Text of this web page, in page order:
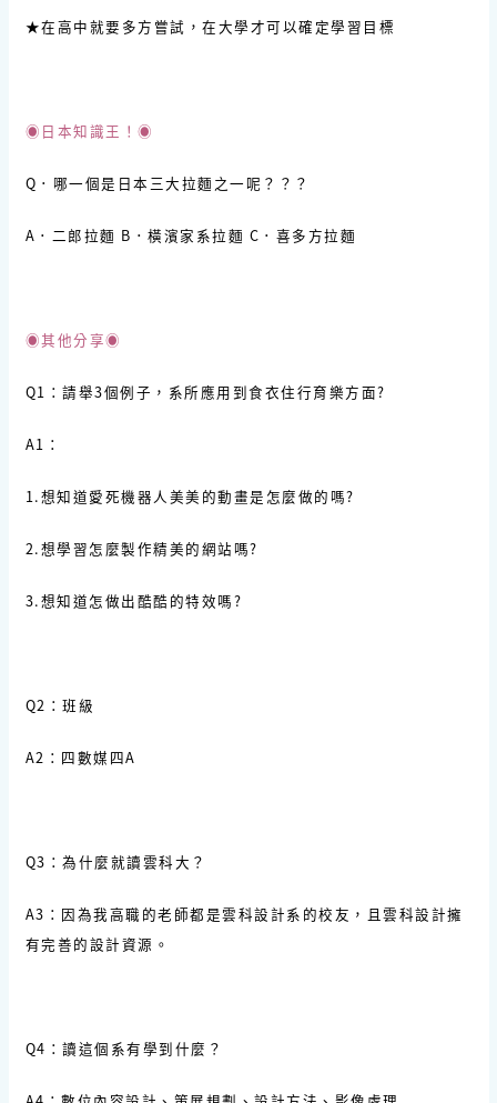
★在高中就要多方嘗試，在大學才可以確定學習目標
◉日本知識王！◉
Q．哪一個是日本三大拉麵之一呢？？？
A．二郎拉麵 B．橫濱家系拉麵 C．喜多方拉麵
◉其他分享◉
Q1：請舉3個例子，系所應用到食衣住行育樂方面?
A1：
1.想知道愛死機器人美美的動畫是怎麼做的嗎?
2.想學習怎麼製作精美的網站嗎?
3.想知道怎做出酷酷的特效嗎?
Q2：班級
A2：四數媒四A
Q3：為什麼就讀雲科大？
A3：因為我高職的老師都是雲科設計系的校友，且雲科設計擁
有完善的設計資源。
Q4：讀這個系有學到什麼？